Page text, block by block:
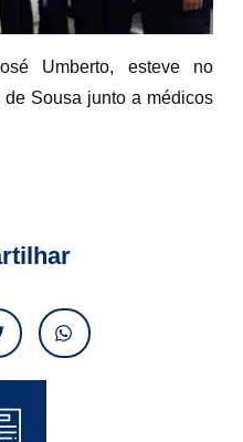
Umberto, esteve no
Sousa junto a médicos